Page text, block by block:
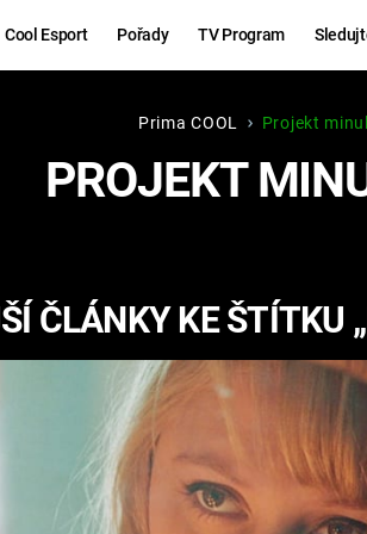
Cool Esport Pořady TV Program
Hry
KINGDOM
COME:
DELIVERANCE
ESPORT
Prima COOL Projekt
PROJEKT
ČLÁNKY KE ŠTÍTKU